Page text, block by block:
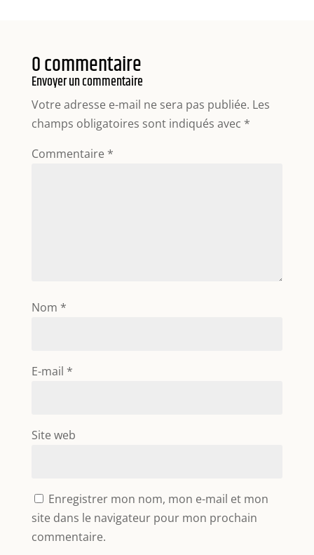
0 commentaire
Envoyer un commentaire
Votre adresse e-mail ne sera pas publiée. Les
champs obligatoires sont indiqués avec *
Commentaire *
Nom *
E-mail *
Site web
Enregistrer mon nom, mon e-mail et mon
site dans le navigateur pour mon prochain
commentaire.